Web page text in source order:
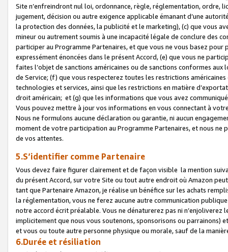
Site n’enfreindront nul loi, ordonnance, règle, réglementation, ordre,
jugement, décision ou autre exigence applicable émanant d’une
la protection des données, la publicité et le marketing), (c) que vous
mineur ou autrement soumis à une incapacité légale de conclure des
participer au Programme Partenaires, et que vous ne vous basez
expressément énoncées dans le présent Accord, (e) que vous ne
faites l’objet de sanctions américaines ou de sanctions conformes
de Service; (f) que vous respecterez toutes les restrictions
technologies et services, ainsi que les restrictions en matière
droit américain; et (g) que les informations que vous avez
Vous pouvez mettre à jour vos informations en vous connectant à
Nous ne formulons aucune déclaration ou garantie, ni aucun
moment de votre participation au Programme Partenaires, et nous
de vos attentes.
5.S’identifier comme Partenaire
Vous devez faire figurer clairement et de façon visible la mention
du présent Accord, sur votre Site ou tout autre endroit où Amazon
tant que Partenaire Amazon, je réalise un bénéfice sur les achats
la réglementation, vous ne ferez aucune autre communication
notre accord écrit préalable. Vous ne dénaturerez pas ni
implicitement que nous vous soutenons, sponsorisons ou parrainons)
et vous ou toute autre personne physique ou morale, sauf de la
6.Durée et résiliation